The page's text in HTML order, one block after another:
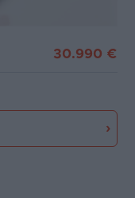
30.990 €